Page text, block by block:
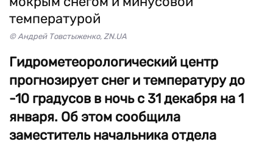
© Андрей Товстыженко, ZN.UA
Гидрометеорологический центр
прогнозирует снег и температуру до
-10 градусов в ночь с 31 декабря на 1
января. Об этом сообщила
заместитель начальника отдела